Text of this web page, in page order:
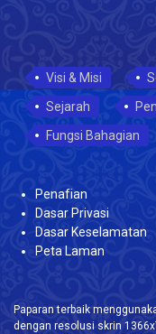
Visi & Misi
Sejarah
Fungsi Bahagian
Penafian
Dasar Privasi
Dasar Keselamatan
Peta Laman
Paparan terbaik
dengan resolusi skrin